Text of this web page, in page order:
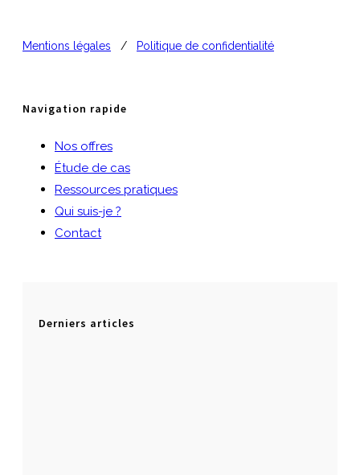
Mentions légales / Politique de confidentialité
Navigation rapide
Nos offres
Étude de cas
Ressources pratiques
Qui suis-je ?
Contact
Derniers articles